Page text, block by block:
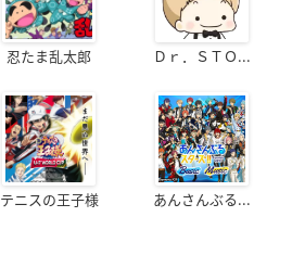
忍たま乱太郎 Ｄｒ．ＳＴＯ...
テニスの王子様 あんさんぶる...